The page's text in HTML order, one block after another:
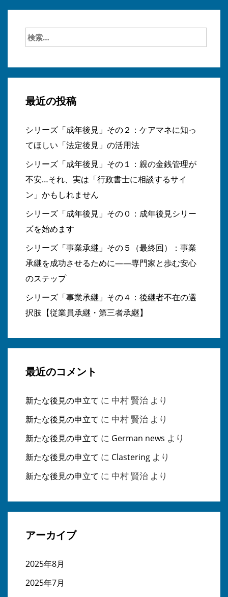
索:
最近の投稿
シリーズ「成年後見」その２：ケアマネに知っ
てほしい「法定後見」の活用法
シリーズ「成年後見」その１：親の金銭管理が
不安…それ、実は「行政書士に相談するサイ
ン」かもしれません
シリーズ「成年後見」その０：成年後見シリー
ズを始めます
シリーズ「事業承継」その５（最終回）：事業
承継を成功させるために――専門家と歩む安心
のステップ
シリーズ「事業承継」その４：後継者不在の選
択肢【従業員承継・第三者承継】
最近のコメント
新たな後見の申立て に 中村 賢治 より
新たな後見の申立て に 中村 賢治 より
新たな後見の申立て に German news より
新たな後見の申立て に Clastering より
新たな後見の申立て に 中村 賢治 より
アーカイブ
2025年8月
2025年7月